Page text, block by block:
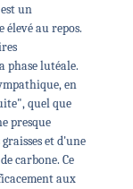
un
au repos.
phase lutéale.
en
quel que
presque
et d'une
carbone. Ce
aux